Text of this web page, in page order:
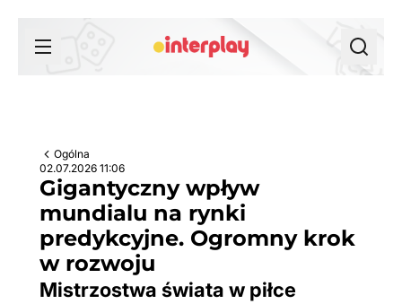
Ogólna
02.07.2026 11:06
Gigantyczny wpływ
mundialu na rynki
predykcyjne. Ogromny krok
w rozwoju
Mistrzostwa świata w piłce